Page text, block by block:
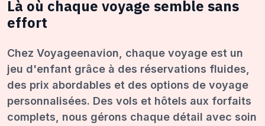
Là où chaque voyage semble sans
effort
Chez Voyageenavion, chaque voyage est un
jeu d'enfant grâce à des réservations fluides,
des prix abordables et des options de voyage
personnalisées. Des vols et hôtels aux forfaits
complets, nous gérons chaque détail avec soin